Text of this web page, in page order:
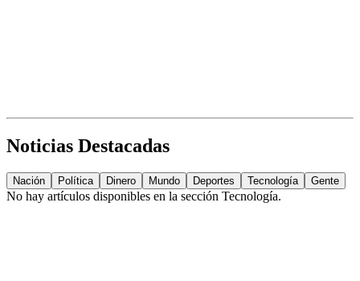
Noticias Destacadas
Nación Política Dinero Mundo Deportes Tecnología Gente
No hay artículos disponibles en la sección Tecnología.